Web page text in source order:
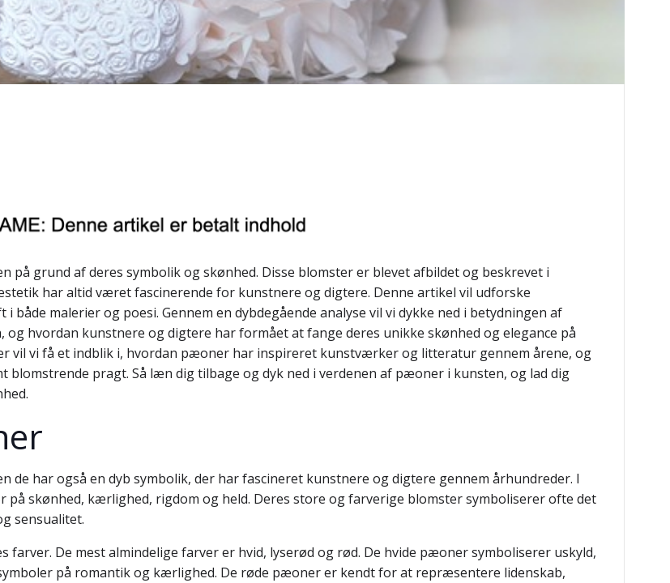
på grund af deres symbolik og skønhed. Disse blomster er blevet afbildet og beskrevet i
har altid været fascinerende for kunstnere og digtere. Denne artikel vil udforske
malerier og poesi. Gennem en dybdegående analyse vil vi dykke ned i betydningen af
hvordan kunstnere og digtere har formået at fange deres unikke skønhed og elegance på
vil vi få et indblik i, hvordan pæoner har inspireret kunstværker og litteratur gennem årene, og
blomstrende pragt. Så læn dig tilbage og dyk ned i verdenen af pæoner i kunsten, og lad dig
har også en dyb symbolik, der har fascineret kunstnere og digtere gennem århundreder. I
skønhed, kærlighed, rigdom og held. Deres store og farverige blomster symboliserer ofte det
sensualitet.
De mest almindelige farver er hvid, lyserød og rød. De hvide pæoner symboliserer uskyld,
på romantik og kærlighed. De røde pæoner er kendt for at repræsentere lidenskab,